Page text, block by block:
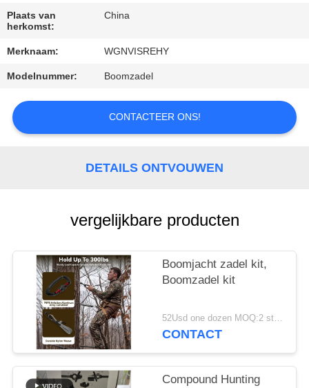
CONTACTEER
ONS
VERZOEK
OM
EEN
PRIVACYBELEID
Plaats van
herkomst:
China
Merknaam: WGNVISREHY
Modelnummer: Boomzadel
CONTACTEER ONS!
DETAILS ONTVOUWEN
vergelijkbare producten
Boomjacht zadel kit,
Boomzadel kit
52Usd one dozen MOQ:2 stuks. Controleer vóór gebruik of het product in goede staat verkeert. Niet gebruiken als er gebre
CONTACT
Compound Hunting